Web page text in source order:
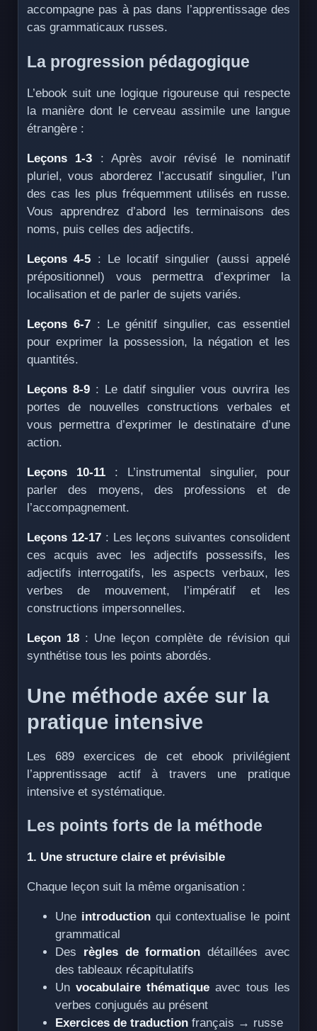
accompagne pas à pas dans l’apprentissage des
cas grammaticaux russes.
La progression pédagogique
L’ebook suit une logique rigoureuse qui respecte
la manière dont le cerveau assimile une langue
étrangère :
Leçons 1-3 : Après avoir révisé le nominatif
pluriel, vous aborderez l’accusatif singulier, l’un
des cas les plus fréquemment utilisés en russe.
Vous apprendrez d’abord les terminaisons des
noms, puis celles des adjectifs.
Leçons 4-5 : Le locatif singulier (aussi appelé
prépositionnel) vous permettra d’exprimer la
localisation et de parler de sujets variés.
Leçons 6-7: Le génitif singulier, cas essentiel
pour exprimer la possession, la négation et les
quantités.
Leçons 8-9: Le datif singulier vous ouvrira les
portes de nouvelles constructions verbales et
vous permettra d’exprimer le destinataire d’une
action.
Leçons 10-11 : L’instrumental singulier, pour
parler des moyens, des professions et de
l’accompagnement.
Leçons 12-17: Les leçons suivantes consolident
ces acquis avec les adjectifs possessifs, les
adjectifs interrogatifs, les aspects verbaux, les
verbes de mouvement, l’impératif et les
constructions impersonnelles.
Leçon 18 : Une leçon complète de révision qui
synthétise tous les points abordés.
Une méthode axée sur la
pratique intensive
Les 689 exercices de cet ebook privilégient
l’apprentissage actif à travers une pratique
intensive et systématique.
Les points forts de la méthode
1. Une structure claire et prévisible
Chaque leçon suit la même organisation :
Une introductionqui contextualise le point
grammatical
Des règles de formation détaillées avec
des tableaux récapitulatifs
Un vocabulaire thématique avec tous les
verbes conjugués au présent
Exercices de traduction français → russe